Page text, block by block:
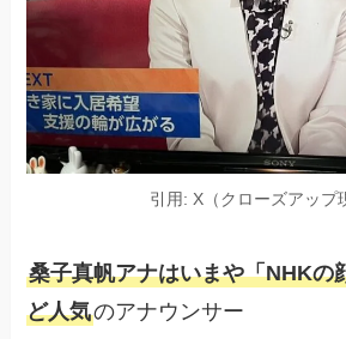
引用: X（クローズアップ
桑子真帆アナはいまや「NHKの
ど人気のアナウンサー